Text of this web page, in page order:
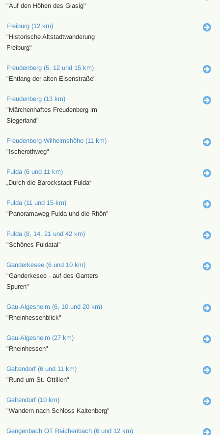
"Auf den Höhen des Glasig"
Freiburg (12 km)
"Historische Altstadtwanderung
Freiburg"
Freudenberg (5, 12 und 15 km)
"Entlang der alten Eisenstraße"
Freudenberg (13 km)
"Märchenhaftes Freudenberg im
Siegerland"
Freudenberg-Wilhelmshöhe (11 km)
"Ischerothweg"
Fulda (6 und 11 km)
„Durch die Barockstadt Fulda“
Fulda (11 und 15 km)
"Panoramaweg Fulda und die Rhön"
Fulda (8, 14, 21 und 42 km)
"Schönes Fuldatal"
Ganderkesee (6 und 10 km)
"Ganderkesee - auf des Ganters
Spuren"
Gau-Algesheim (6, 10 und 20 km)
"Rheinhessenblick"
Gau-Algesheim (27 km)
"Rheinhessen"
Geltendorf (6 und 11 km)
"Rund um St. Ottilien"
Geltendorf (10 km)
"Wandern nach Schloss Kaltenberg"
Gengenbach OT Reichenbach (6 und 12 km)